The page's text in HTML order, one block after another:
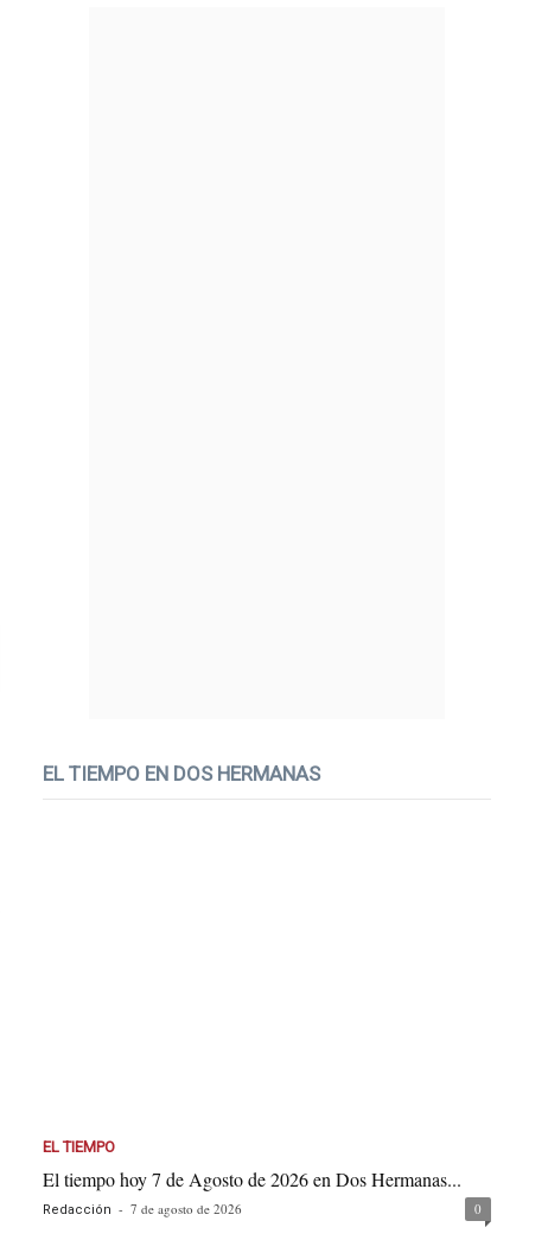
EL TIEMPO EN DOS HERMANAS
EL TIEMPO
El tiempo hoy 7 de Agosto de 2026 en Dos Hermanas...
Redacción - 7 de agosto de 2026 0